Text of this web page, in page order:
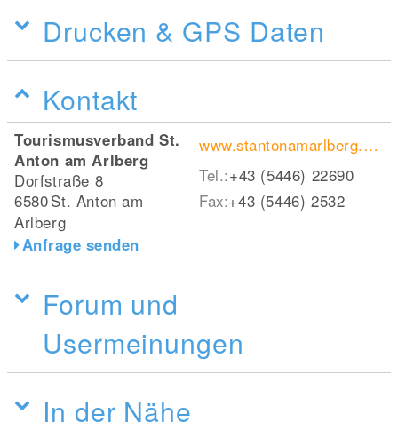
Drucken & GPS Daten
Kontakt
Tourismusverband St.
Anton am Arlberg
Dorfstraße 8
6580St. Anton am
Arlberg
Anfrage senden
www.stantonamarlberg.com/
Tel.:+43 (5446) 22690
Fax:+43 (5446) 2532
Forum und
Usermeinungen
In der Nähe